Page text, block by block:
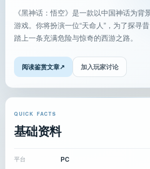
《黑神话：悟空》是一款以中国神话为背
游戏。你将扮演一位“天命人”，为了探寻
踏上一条充满危险与惊奇的西游之路。
阅读鉴赏文章↗ 加入玩家讨论
QUICK FACTS
基础资料
平台 PC